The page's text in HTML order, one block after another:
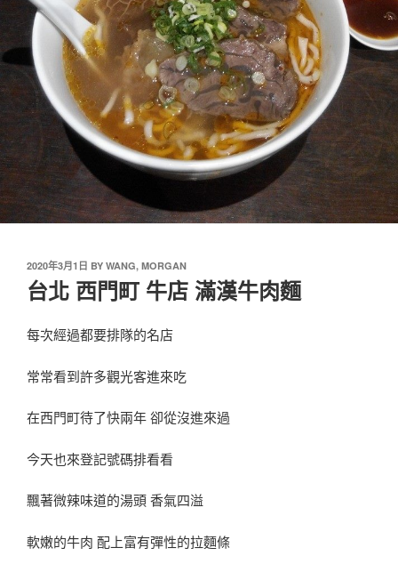
2020年3月1日 BY WANG, MORGAN
台北 西門町 牛店 滿漢牛肉麵
每次經過都要排隊的名店
常常看到許多觀光客進來吃
在西門町待了快兩年 卻從沒進來過
今天也來登記號碼排看看
飄著微辣味道的湯頭 香氣四溢
軟嫩的牛肉 配上富有彈性的拉麵條